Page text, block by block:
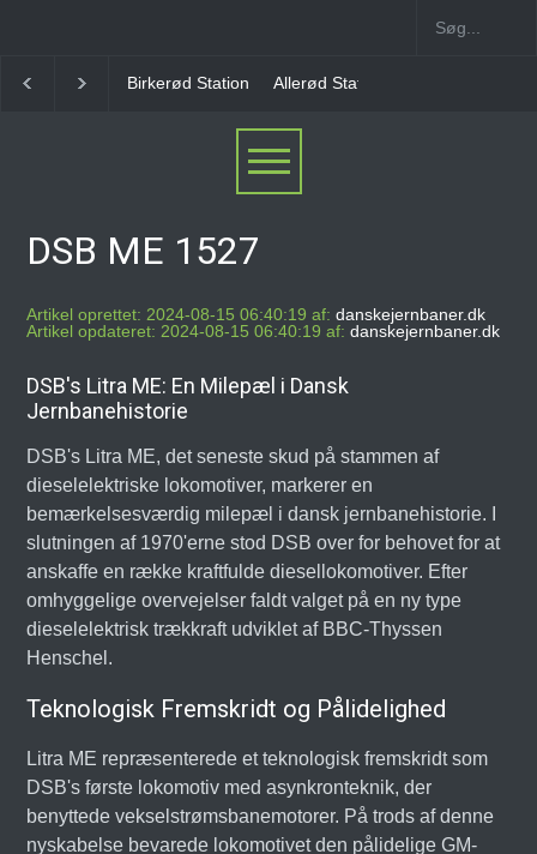
Birkerød Station Allerød Station
DSB ME 1527
Artikel oprettet: 2024-08-15 06:40:19 af: danskejernbaner.dk
Artikel opdateret: 2024-08-15 06:40:19 af: danskejernbaner.dk
DSB's Litra ME: En Milepæl i Dansk
Jernbanehistorie
DSB's Litra ME, det seneste skud på stammen af
dieselelektriske lokomotiver, markerer en
bemærkelsesværdig milepæl i dansk jernbanehistorie. I
slutningen af 1970'erne stod DSB over for behovet for at
anskaffe en række kraftfulde diesellokomotiver. Efter
omhyggelige overvejelser faldt valget på en ny type
dieselelektrisk trækkraft udviklet af BBC-Thyssen
Henschel.
Teknologisk Fremskridt og Pålidelighed
Litra ME repræsenterede et teknologisk fremskridt som
DSB's første lokomotiv med asynkronteknik, der
benyttede vekselstrømsbanemotorer. På trods af denne
nyskabelse bevarede lokomotivet den pålidelige GM-